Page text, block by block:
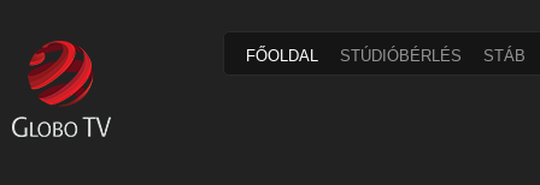
FŐOLDAL STÚDIÓBÉRLÉS STÁB